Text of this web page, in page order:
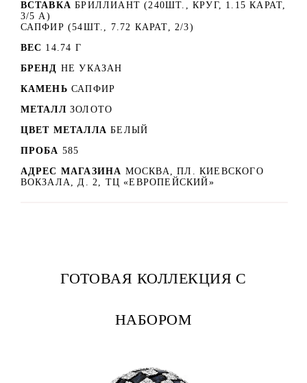
ВСТАВКА БРИЛЛИАНТ (240ШТ., КРУГ, 1.15 КАРАТ,
3/5 А)
САПФИР (54ШТ., 7.72 КАРАТ, 2/3)
ВЕС 14.74 Г
БРЕНД НЕ УКАЗАН
КАМЕНЬ САПФИР
МЕТАЛЛ ЗОЛОТО
ЦВЕТ МЕТАЛЛА БЕЛЫЙ
ПРОБА 585
АДРЕС МАГАЗИНА МОСКВА, ПЛ. КИЕВСКОГО
ВОКЗАЛА, Д. 2, ТЦ «ЕВРОПЕЙСКИЙ»
ГОТОВАЯ КОЛЛЕКЦИЯ С
НАБОРОМ